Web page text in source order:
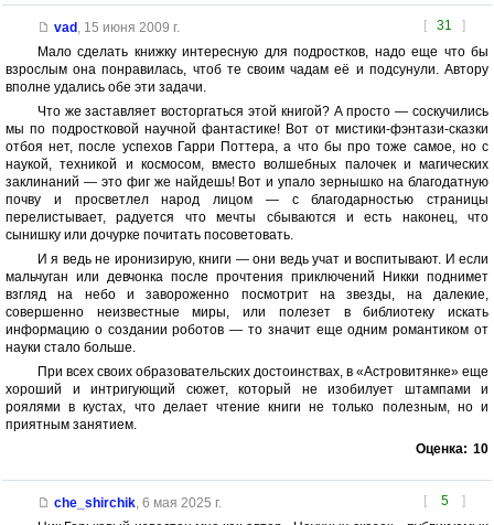
[ 31 ]
vad , 15 июня 2009 г.
Мало сделать книжку интересную для подростков, надо еще что бы
взрослым она понравилась, чтоб те своим чадам её и подсунули. Автору
вполне удались обе эти задачи.
Что же заставляет восторгаться этой книгой? А просто — соскучились
мы по подростковой научной фантастике! Вот от мистики-фэнтази-сказки
отбоя нет, после успехов Гарри Поттера, а что бы про тоже самое, но с
наукой, техникой и космосом, вместо волшебных палочек и магических
заклинаний — это фиг же найдешь! Вот и упало зернышко на благодатную
почву и просветлел народ лицом — с благодарностью страницы
перелистывает, радуется что мечты сбываются и есть наконец, что
сынишку или дочурке почитать посоветовать.
И я ведь не иронизирую, книги — они ведь учат и воспитывают. И если
мальчуган или девчонка после прочтения приключений Никки поднимет
взгляд на небо и завороженно посмотрит на звезды, на далекие,
совершенно неизвестные миры, или полезет в библиотеку искать
информацию о создании роботов — то значит еще одним романтиком от
науки стало больше.
При всех своих образовательских достоинствах, в «Астровитянке» еще
хороший и интригующий сюжет, который не изобилует штампами и
роялями в кустах, что делает чтение книги не только полезным, но и
приятным занятием.
Оценка: 10
[ 5 ]
che_shirchik, 6 мая 2025 г.